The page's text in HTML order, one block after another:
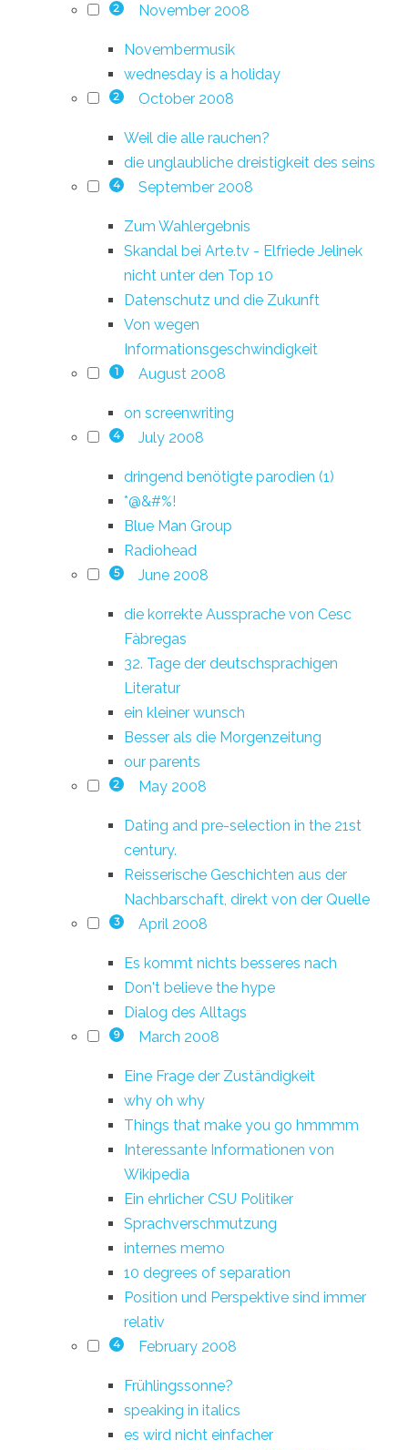
2 November 2008
Novembermusik
wednesday is a holiday
2 October 2008
Weil die alle rauchen?
die unglaubliche dreistigkeit des seins
4 September 2008
Zum Wahlergebnis
Skandal bei Arte.tv - Elfriede Jelinek
nicht unter den Top 10
Datenschutz und die Zukunft
Von wegen
Informationsgeschwindigkeit
1 August 2008
on screenwriting
4 July 2008
dringend benötigte parodien (1)
*@&#%!
Blue Man Group
Radiohead
5 June 2008
die korrekte Aussprache von Cesc
Fàbregas
32. Tage der deutschsprachigen
Literatur
ein kleiner wunsch
Besser als die Morgenzeitung
our parents
2 May 2008
Dating and pre-selection in the 21st
century.
Reisserische Geschichten aus der
Nachbarschaft, direkt von der Quelle
3 April 2008
Es kommt nichts besseres nach
Don't believe the hype
Dialog des Alltags
9 March 2008
Eine Frage der Zuständigkeit
why oh why
Things that make you go hmmmm
Interessante Informationen von
Wikipedia
Ein ehrlicher CSU Politiker
Sprachverschmutzung
internes memo
10 degrees of separation
Position und Perspektive sind immer
relativ
4 February 2008
Frühlingssonne?
speaking in italics
es wird nicht einfacher